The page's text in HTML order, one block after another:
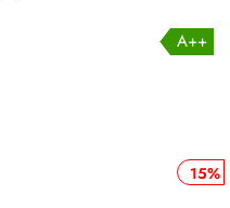
A++
15%